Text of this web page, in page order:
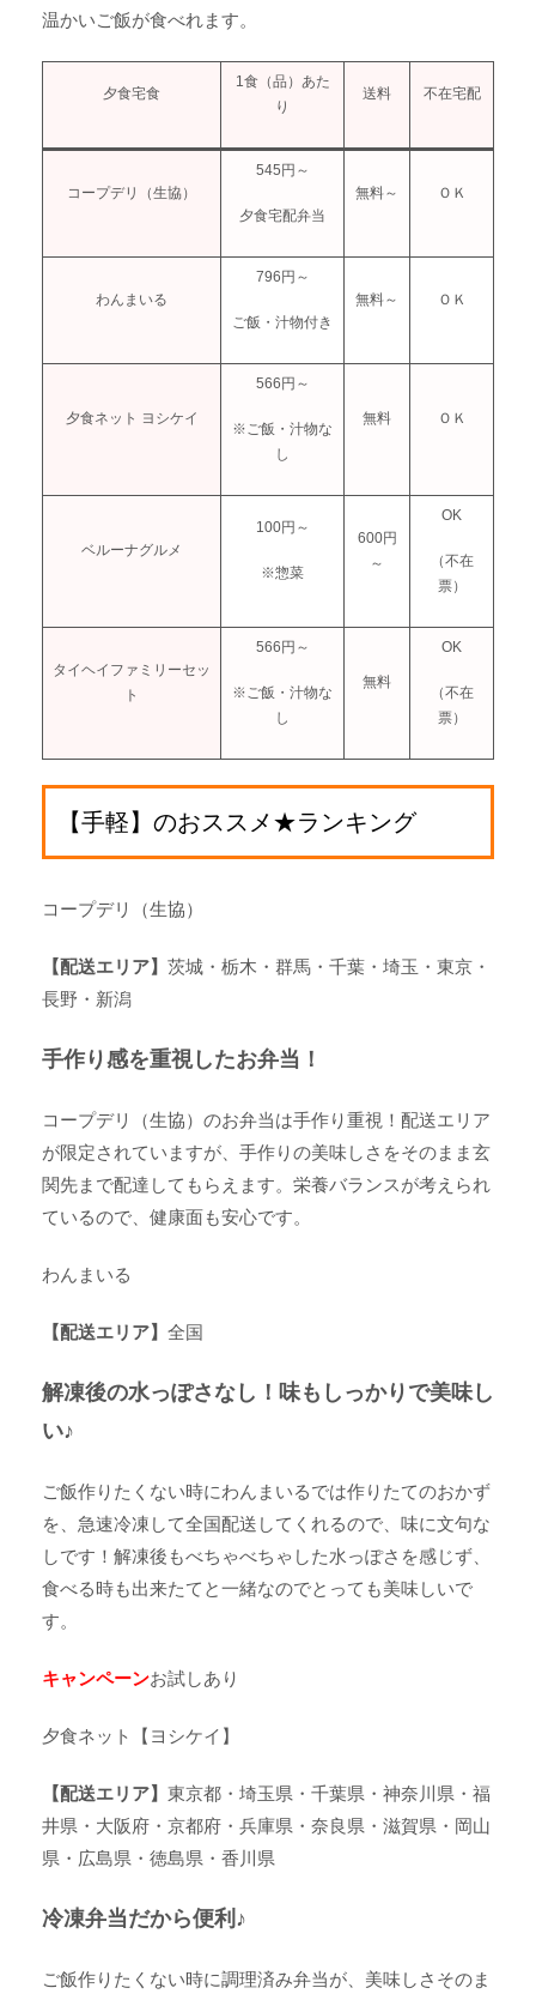
温かいご飯が食べれます。
夕食宅食
1食（品）あた
り
送料 不在宅配
コープデリ（生協）
545円～
夕食宅配弁当
無料～ ＯＫ
わんまいる
796円～
ご飯・汁物付き
無料～ ＯＫ
夕食ネット ヨシケイ
566円～
※ご飯・汁物な
し
無料 ＯＫ
ベルーナグルメ
100円～
※惣菜
600円
～
OK
（不在
票）
タイヘイファミリーセッ
ト
566円～
※ご飯・汁物な
し
無料
OK
（不在
票）
【手軽】のおススメ★ランキング
コープデリ（生協）
【配送エリア】 茨城・栃木・群馬・千葉・埼玉・東京・
長野・新潟
手作り感を重視したお弁当！
コープデリ（生協）のお弁当は手作り重視！配送エリア
が限定されていますが、手作りの美味しさをそのまま玄
関先まで配達してもらえます。栄養バランスが考えられ
ているので、健康面も安心です。
わんまいる
【配送エリア】 全国
解凍後の水っぽさなし！味もしっかりで美味し
い♪
ご飯作りたくない時にわんまいるでは作りたてのおかず
を、急速冷凍して全国配送してくれるので、味に文句な
しです！解凍後もべちゃべちゃした水っぽさを感じず、
食べる時も出来たてと一緒なのでとっても美味しいで
す。
キャンペーンお試しあり
夕食ネット【ヨシケイ】
【配送エリア】 東京都・埼玉県・千葉県・神奈川県・福
井県・大阪府・京都府・兵庫県・奈良県・滋賀県・岡山
県・広島県・徳島県・香川県
冷凍弁当だから便利♪
ご飯作りたくない時に調理済み弁当が、美味しさそのま